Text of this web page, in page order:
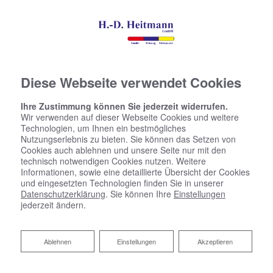
Diese Webseite verwendet Cookies
Ihre Zustimmung können Sie jederzeit widerrufen.
Wir verwenden auf dieser Webseite Cookies und weitere
Technologien, um Ihnen ein bestmögliches
Nutzungserlebnis zu bieten. Sie können das Setzen von
Cookies auch ablehnen und unsere Seite nur mit den
technisch notwendigen Cookies nutzen. Weitere
Informationen, sowie eine detaillierte Übersicht der Cookies
und eingesetzten Technologien finden Sie in unserer
Datenschutzerklärung. Sie können Ihre Einstellungen
jederzeit ändern.
Akzeptieren
Einstellungen
Ablehnen
Ablehnen